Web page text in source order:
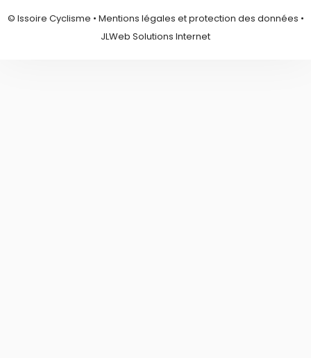
© Issoire Cyclisme • Mentions légales et protection des données •
JLWeb Solutions Internet